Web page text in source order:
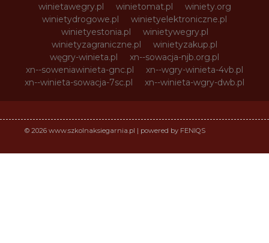
winietawegry.pl
winietomat.pl
winiety.org
winietydrogowe.pl
winietyelektroniczne.pl
winietyestonia.pl
winietywegry.pl
winietyzagraniczne.pl
winietyzakup.pl
węgry-winieta.pl
xn--sowacja-njb.org.pl
xn--soweniawinieta-gnc.pl
xn--wgry-winieta-4vb.pl
xn--winieta-sowacja-7sc.pl
xn--winieta-wgry-dwb.pl
© 2026 www.szkolnaksiegarnia.pl | powered by FENIQS